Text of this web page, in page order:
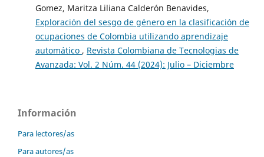
Gomez, Maritza Liliana Calderón Benavides,
Exploración del sesgo de género en la clasificación de
ocupaciones de Colombia utilizando aprendizaje
automático , Revista Colombiana de Tecnologias de
Avanzada: Vol. 2 Núm. 44 (2024): Julio – Diciembre
Información
Para lectores/as
Para autores/as